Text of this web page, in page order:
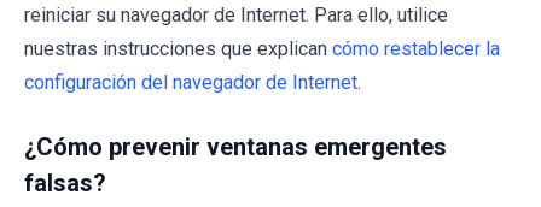
reiniciar su navegador de Internet. Para ello, utilice
nuestras instrucciones que explican cómo restablecer la
configuración del navegador de Internet.
¿Cómo prevenir ventanas emergentes
falsas?